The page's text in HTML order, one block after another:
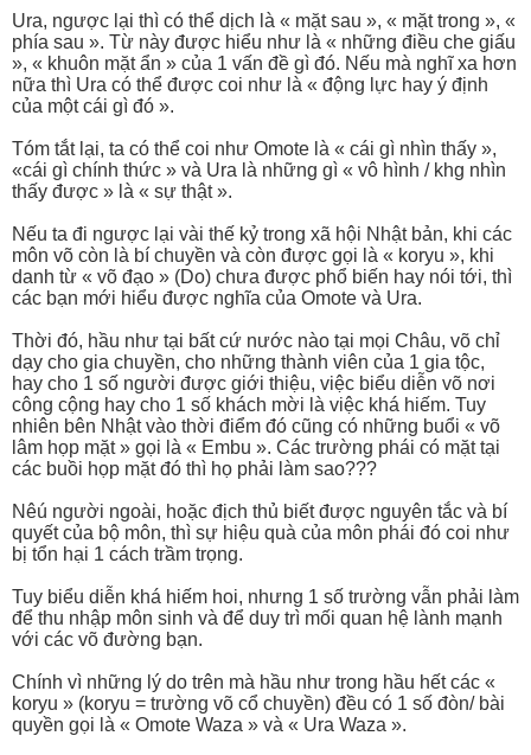
Ura, ngược lại thì có thể dịch là « mặt sau », « mặt trong », «
phía sau ». Từ này được hiểu như là « những điều che giấu
», « khuôn mặt ẩn » của 1 vấn đề gì đó. Nếu mà nghĩ xa hơn
nữa thì Ura có thể được coi như là « động lực hay ý định
của một cái gì đó ».
Tóm tắt lại, ta có thể coi như Omote là « cái gì nhìn thấy »,
«cái gì chính thức » và Ura là những gì « vô hình / khg nhìn
thấy được » là « sự thật ».
Nếu ta đi ngược lại vài thế kỷ trong xã hội Nhật bản, khi các
môn võ còn là bí chuyền và còn được gọi là « koryu », khi
danh từ « võ đạo » (Do) chưa được phổ biến hay nói tới, thì
các bạn mới hiểu được nghĩa của Omote và Ura.
Thời đó, hầu như tại bất cứ nước nào tại mọi Châu, võ chỉ
dạy cho gia chuyền, cho những thành viên của 1 gia tộc,
hay cho 1 số người được giới thiệu, việc biểu diễn võ nơi
công cộng hay cho 1 số khách mời là việc khá hiếm. Tuy
nhiên bên Nhật vào thời điểm đó cũng có những buổi « võ
lâm họp mặt » gọi là « Embu ». Các trường phái có mặt tại
các buồi họp mặt đó thì họ phải làm sao???
Nêú người ngoài, hoặc địch thủ biết được nguyên tắc và bí
quyết của bộ môn, thì sự hiệu quà của môn phái đó coi như
bị tổn hại 1 cách trầm trọng.
Tuy biểu diễn khá hiếm hoi, nhưng 1 số trường vẫn phải làm
để thu nhập môn sinh và để duy trì mối quan hệ lành mạnh
với các võ đường bạn.
Chính vì những lý do trên mà hầu như trong hầu hết các «
koryu » (koryu = trường võ cổ chuyền) đều có 1 số đòn/ bài
quyền gọi là « Omote Waza » và « Ura Waza ».